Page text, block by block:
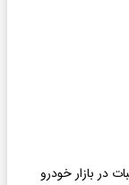
در بازار خودرو